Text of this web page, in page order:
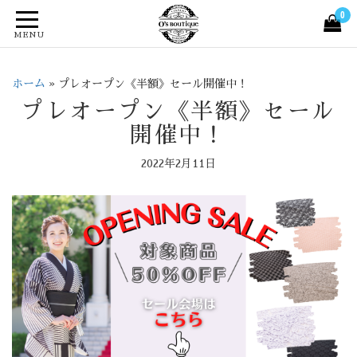
MENU
0
ホーム » プレオープン《半額》セール開催中！
プレオープン《半額》セール
開催中！
2022年2月11日